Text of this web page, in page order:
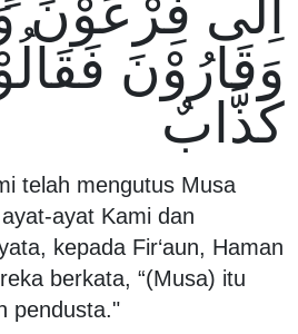
اِلٰى فِرْعَوْنَ
وَقَارُوْنَ
كَذَّابٌ
telah mengutus Musa
ayat Kami dan
kepada Fir‘aun, Haman
berkata, “(Musa) itu
pendusta."